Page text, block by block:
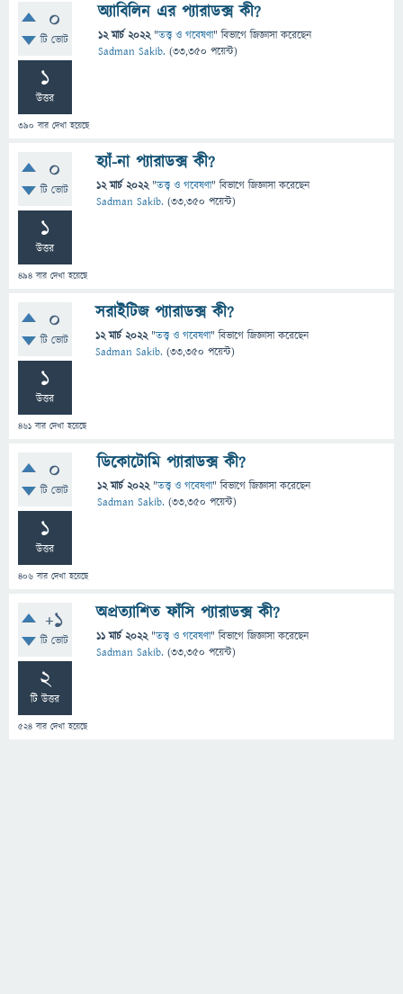
0
টি ভোট
1
উত্তর
390 বার দেখা হয়েছে
অ্যাবিলিন এর প্যারাডক্স কী?
12 মার্চ 2022 "তত্ত্ব ও গবেষণা" বিভাগে জিজ্ঞাসাকরেছেন
Sadman Sakib. (33,350 পয়েন্ট)
0
টি ভোট
1
উত্তর
494 বার দেখা হয়েছে
হ্যাঁ-না প্যারাডক্স কী?
12 মার্চ 2022 "তত্ত্ব ও গবেষণা" বিভাগে জিজ্ঞাসাকরেছেন
Sadman Sakib. (33,350 পয়েন্ট)
0
টি ভোট
1
উত্তর
461 বার দেখা হয়েছে
সরাইটিজ প্যারাডক্স কী?
12 মার্চ 2022 "তত্ত্ব ও গবেষণা" বিভাগে জিজ্ঞাসাকরেছেন
Sadman Sakib. (33,350 পয়েন্ট)
0
টি ভোট
1
উত্তর
406 বার দেখা হয়েছে
ডিকোটোমি প্যারাডক্স কী?
12 মার্চ 2022 "তত্ত্ব ও গবেষণা" বিভাগে জিজ্ঞাসাকরেছেন
Sadman Sakib. (33,350 পয়েন্ট)
+1
টি ভোট
2
টি উত্তর
524 বার দেখা হয়েছে
অপ্রত্যাশিত ফাঁসি প্যারাডক্স কী?
11 মার্চ 2022 "তত্ত্ব ও গবেষণা" বিভাগে জিজ্ঞাসাকরেছেন
Sadman Sakib. (33,350 পয়েন্ট)